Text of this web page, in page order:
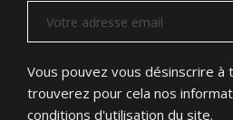
Vous pouvez vous désinscrire à
trouverez pour cela nos
conditions d'utilisation du site.